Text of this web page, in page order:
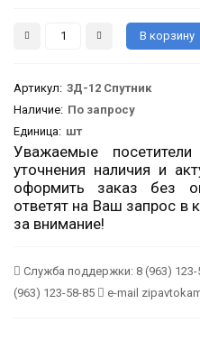
Артикул: 3Д-12 Спутник
Наличие: По запросу
Единица: шт
Уважаемые
уточнения наличия и
оформить заказ без
ответят на Ваш запрос в
за внимание!
Служба поддержки: 8 (963) 123-
(963) 123-58-85
e-mail